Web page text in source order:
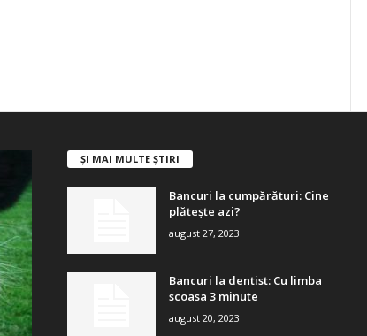
ȘI MAI MULTE ȘTIRI
Bancuri la cumpărături: Cine
plătește azi?
august 27, 2023
Bancuri la dentist: Cu limba
scoasa 3 minute
august 20, 2023